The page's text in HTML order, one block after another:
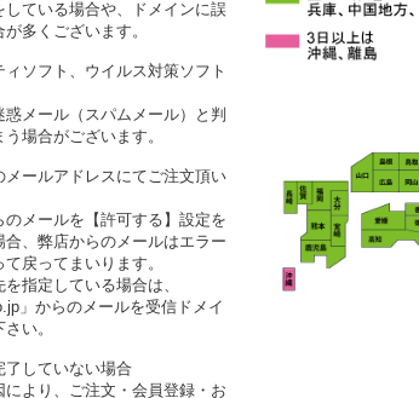
している場合や、ドメインに誤
多くございます。
ィソフト、ウイルス対策ソフト
惑メール（スパムメール）と判
場合がございます。
メールアドレスにてご注文頂い
のメールを【許可する】設定を
合、弊店からのメールはエラー
戻ってまいります。
指定している場合は、
」からのメールを受信ドメイ
い。
了していない場合
により、ご注文・会員登録・お